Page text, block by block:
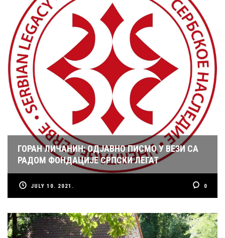
ГОРАН ЛИЧАНИН: ОДЈАВНО ПИСМО У ВЕЗИ СА
РАДОМ ФОНДАЦИЈЕ СРПСКИ ЛЕГАТ
JULY 10. 2021. 0